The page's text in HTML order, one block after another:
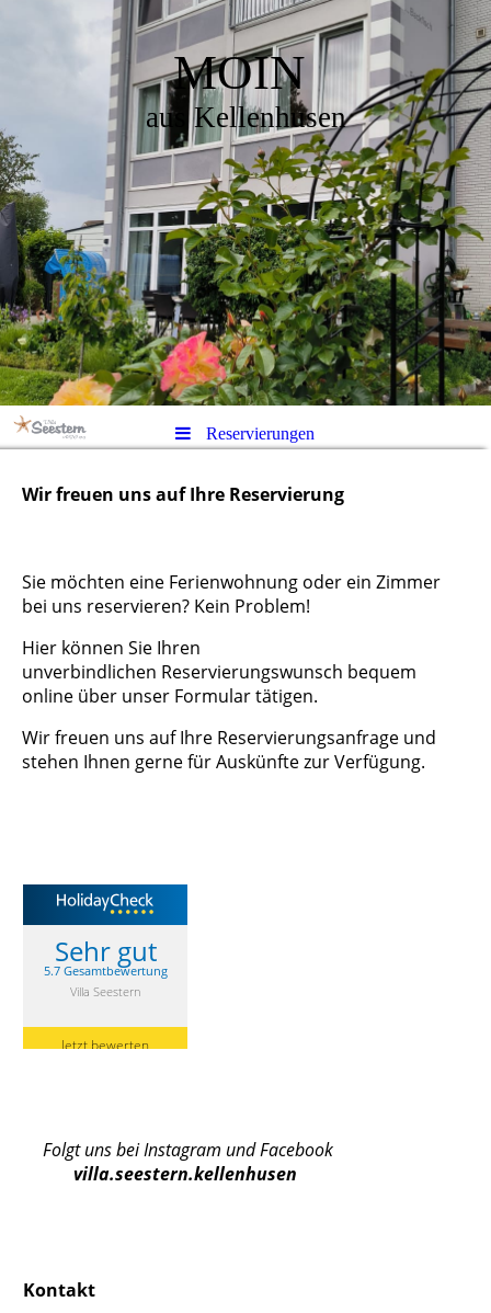
MOIN
aus Kellenhusen
Reservierungen
Wir freuen uns auf Ihre Reservierung
Sie möchten eine Ferienwohnung oder ein Zimmer
bei uns reservieren? Kein Problem!
Hier können Sie Ihren
unverbindlichen Reservierungswunsch bequem
online über unser Formular tätigen.
Wir freuen uns auf Ihre Reservierungsanfrage und
stehen Ihnen gerne für Auskünfte zur Verfügung.
Folgt uns bei Instagram und Facebook
villa.seestern.kellenhusen
Kontakt